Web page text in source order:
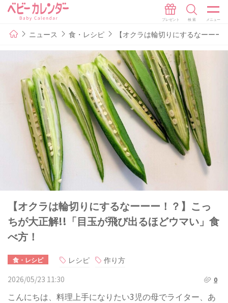
ニュース 食・レシピ 【オクラは輪切りにするなーー
【オクラは輪切りにするなーーー！？】こっ
ちが大正解!!「目玉が飛び出るほどウマい」食
べ方！
食・レシピ レシピ
作り方
2026/05/23 11:30
0
こんにちは、料理上手になりたい3児の母でライター、あ